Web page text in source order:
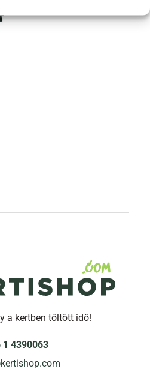
a kertben töltött idő!
1 4390063